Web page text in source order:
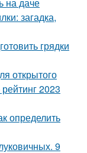
загадка,
грядки
открытого
2023
определить
9